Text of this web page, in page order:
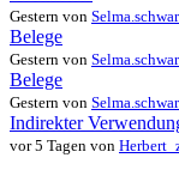
Gestern von
Belege
Gestern von
Belege
Gestern von
Indirekter
vor 5 Tagen von